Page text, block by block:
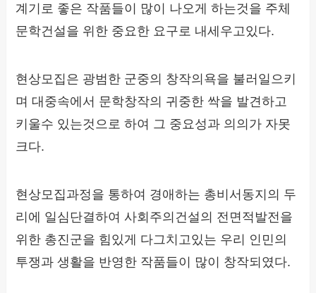
계기로 좋은 작품들이 많이 나오게 하는것을 주체
문학건설을 위한 중요한 요구로 내세우고있다.
현상모집은 광범한 군중의 창작의욕을 불러일으키
며 대중속에서 문학창작의 귀중한 싹을 발견하고
키울수 있는것으로 하여 그 중요성과 의의가 자못
크다.
현상모집과정을 통하여 경애하는 총비서동지의 두
리에 일심단결하여 사회주의건설의 전면적발전을
위한 총진군을 힘있게 다그치고있는 우리 인민의
투쟁과 생활을 반영한 작품들이 많이 창작되였다.